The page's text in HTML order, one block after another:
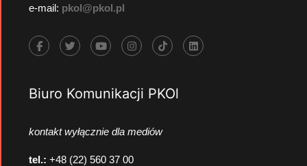
e-mail: pkol@pkol.pl
Biuro Komunikacji PKOl
kontakt wyłącznie dla mediów
tel.: +48 (22) 560 37 00